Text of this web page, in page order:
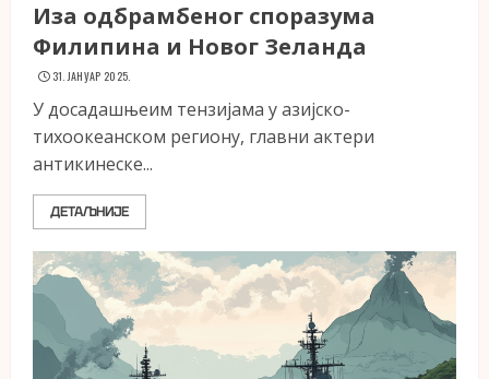
Иза одбрамбеног споразума
Филипина и Новог Зеланда
31. ЈАНУАР 2025.
У досадашњеим тензијама у азијско-
тихоокеанском региону, главни актери
антикинеске...
ДЕТАЉНИЈЕ